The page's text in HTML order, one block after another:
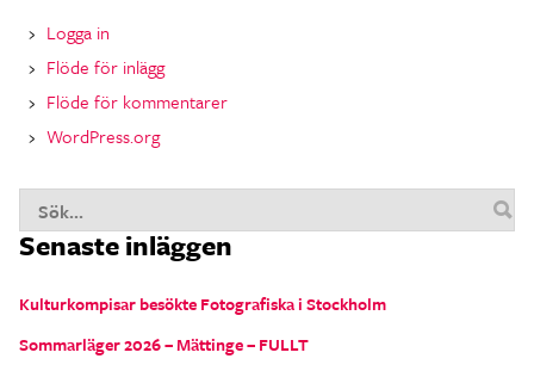
Logga in
Flöde för inlägg
Flöde för kommentarer
WordPress.org
Senaste inläggen
Kulturkompisar besökte Fotografiska i Stockholm
Sommarläger 2026 – Mättinge – FULLT